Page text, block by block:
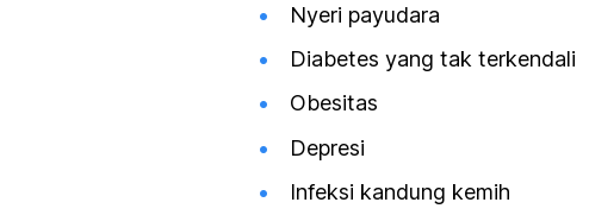
Nyeri payudara
Diabetes yang tak terkendali
Obesitas
Depresi
Infeksi kandung kemih